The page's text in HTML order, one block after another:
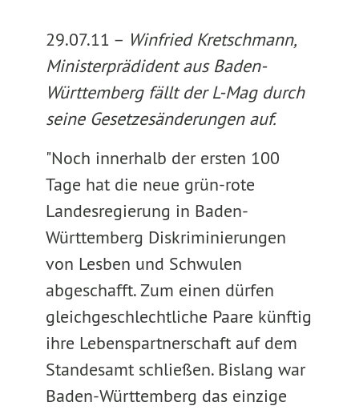
29.07.11 – Winfried Kretschmann,
Ministerprädident aus Baden-
Württemberg fällt der L-Mag durch
seine Gesetzesänderungen auf.
"Noch innerhalb der ersten 100
Tage hat die neue grün-rote
Landesregierung in Baden-
Württemberg Diskriminierungen
von Lesben und Schwulen
abgeschafft. Zum einen dürfen
gleichgeschlechtliche Paare künftig
ihre Lebenspartnerschaft auf dem
Standesamt schließen. Bislang war
Baden-Württemberg das einzige